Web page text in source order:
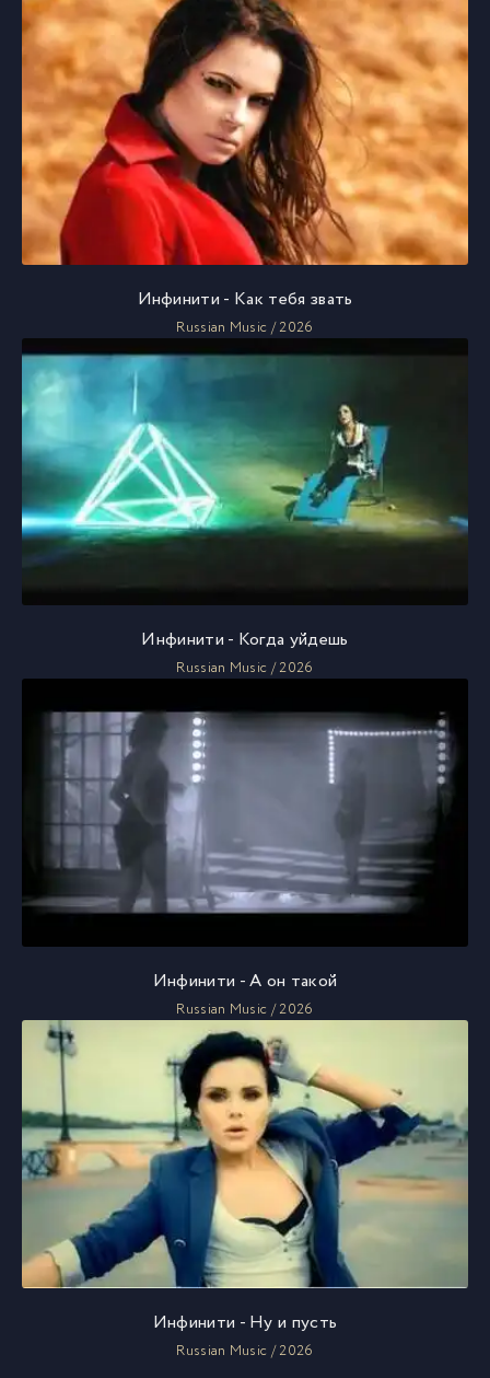
Инфинити - Как тебя звать
Russian Music / 2026
Инфинити - Когда уйдешь
Russian Music / 2026
Инфинити - А он такой
Russian Music / 2026
Инфинити - Ну и пусть
Russian Music / 2026